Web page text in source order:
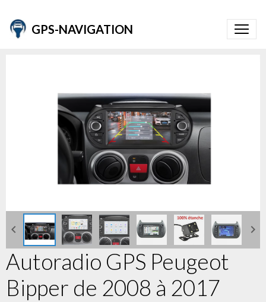
GPS-NAVIGATION
Autoradio GPS Peugeot
Bipper de 2008 à 2017